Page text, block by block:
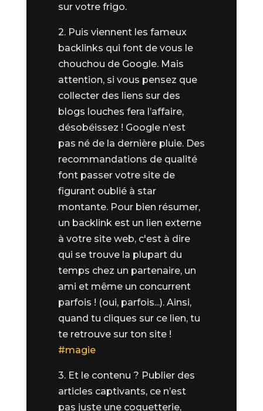
sur votre frigo.
2. Puis viennent les fameux
backlinks qui font de vous le
chouchou de Google. Mais
attention, si vous pensez que
collecter des liens sur des
blogs louches fera l’affaire,
désobéissez ! Google n’est
pas né de la dernière pluie. Des
recommandations de qualité
font passer votre site de
figurant oublié à star
montante. Pour bien résumer,
un backlink est un lien externe
à votre site web, c'est à dire
qui se trouve la plupart du
temps chez un partenaire, un
ami et même un concurrent
parfois ! (oui, parfois...). Ainsi,
quand tu cliques sur ce lien, tu
te retrouve sur ton site !
#magie
3. Et le contenu ? Publier des
articles captivants, ce n’est
pas juste une coquetterie,